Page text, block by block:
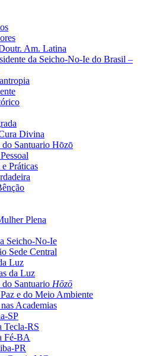
Am. Latina
da Seicho-No-Ie do Brasil –
Divina
do Santuario Hōzō
Práticas
Plena
Seicho-No-Ie
Sede Central
Luz
da Luz
Santuario Hōzō
Paz e do Meio Ambiente
Academias
SP
Tecla-RS
Fé-BA
PR